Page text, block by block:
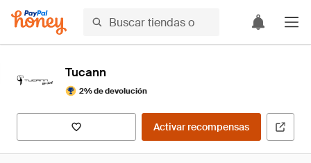
Tucann
2% de devolución
Activar recompensas